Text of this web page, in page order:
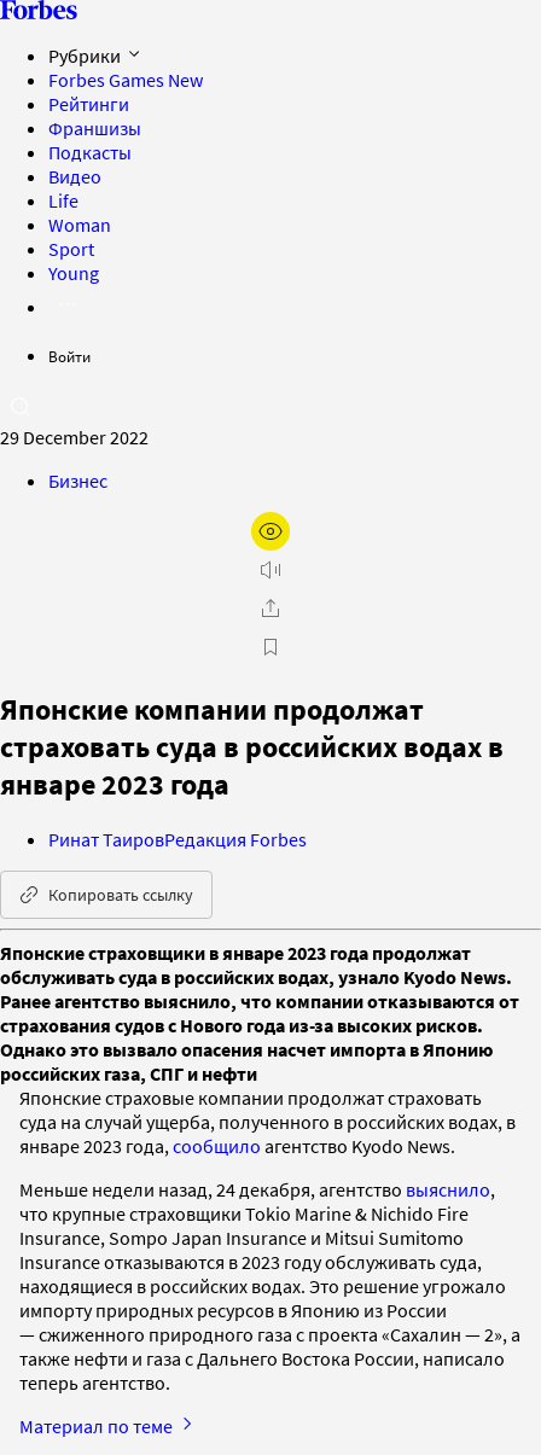
Рубрики
Forbes Games New
Рейтинги
Франшизы
Подкасты
Видео
Life
Woman
Sport
Young
Войти
29 December 2022
Бизнес
Японские компании продолжат
страховать суда в российских водах в
январе 2023 года
Ринат ТаировРедакция Forbes
Копировать ссылку
Японские страховщики в январе 2023 года продолжат
обслуживать суда в российских водах, узнало Kyodo News.
Ранее агентство выяснило, что компании отказываются от
страхования судов с Нового года из-за высоких рисков.
Однако это вызвало опасения насчет импорта в Японию
российских газа, СПГ и нефти
Японские страховые компании продолжат страховать
суда на случай ущерба, полученного в российских водах, в
январе 2023 года, сообщило агентство Kyodo News.
Меньше недели назад, 24 декабря, агентство выяснило,
что крупные страховщики Tokio Marine & Nichido Fire
Insurance, Sompo Japan Insurance и Mitsui Sumitomo
Insurance отказываются в 2023 году обслуживать суда,
находящиеся в российских водах. Это решение угрожало
импорту природных ресурсов в Японию из России
— сжиженного природного газа с проекта «Сахалин — 2», а
также нефти и газа с Дальнего Востока России, написало
теперь агентство.
Материал по теме